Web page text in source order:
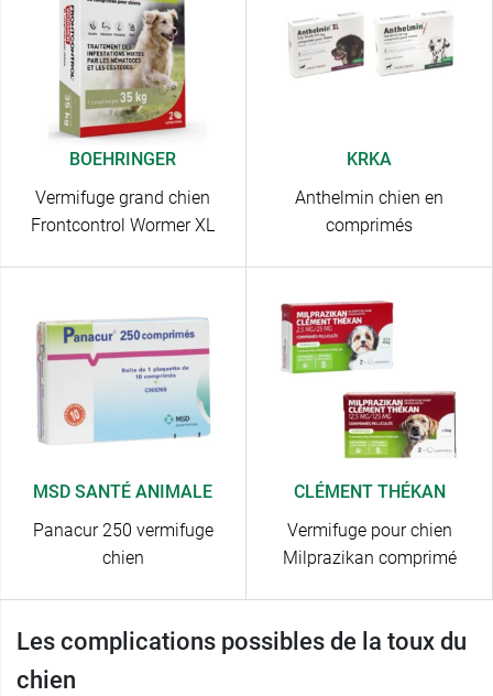
BOEHRINGER
Vermifuge grand chien
Frontcontrol Wormer XL
KRKA
Anthelmin chien en
comprimés
MSD SANTÉ ANIMALE
Panacur 250 vermifuge
chien
CLÉMENT THÉKAN
Vermifuge pour chien
Milprazikan comprimé
Les complications possibles de la toux du
chien